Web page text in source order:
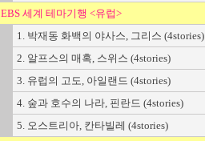
EBS 세계 테마기행 <유럽>
1. 박재동 화백의 야사스, 그리스 (4stories)
2. 알프스의 매혹, 스위스 (4stories)
3. 유럽의 고도, 아일랜드 (4stories)
4. 숲과 호수의 나라, 핀란드 (4stories)
5. 오스트리아, 칸타빌레 (4stories)